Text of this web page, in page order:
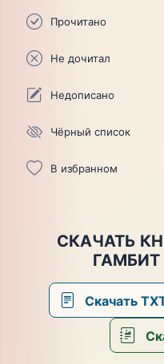
Прочитано
Не дочитал
Недописано
Чёрный список
В избранном
СКАЧАТЬ
Скачать